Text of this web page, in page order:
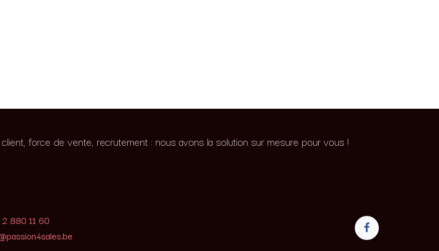
client, force de vente, recrutement : nous avons la solution sur mesure pour vous !
880 11 60